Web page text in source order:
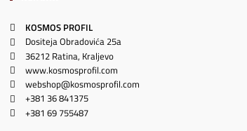
KOSMOS PROFIL
Dositeja Obradovića 25a
36212 Ratina, Kraljevo
www.kosmosprofil.com
webshop@kosmosprofil.com
+381 36 841375
+381 69 755487